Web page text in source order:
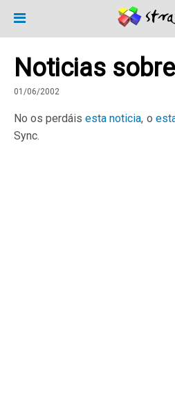
Noticias
01/06/2002
No os perdáisesta noticia, o
Sync.